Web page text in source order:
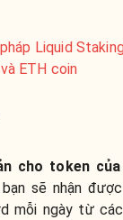
Liquid
ETH coin
cho token
sẽ nhận
mỗi ngày từ